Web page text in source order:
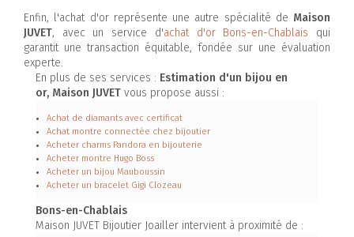
Enfin, l'achat d'or représente une autre spécialité de Maison
JUVET, avec un service d'achat d'or Bons-en-Chablais qui
garantit une transaction équitable, fondée sur une évaluation
experte.
En plus de ses services : Estimation d'un bijou en
or, Maison JUVET vous propose aussi :
Achat de diamants avec certificat
Achat montre connectée chez bijoutier
Acheter charms Pandora en bijouterie
Acheter montre Hugo Boss
Acheter un bijou Mauboussin
Acheter un bracelet Gigi Clozeau
Bons-en-Chablais
Maison JUVET Bijoutier Joailler intervient à proximité de :